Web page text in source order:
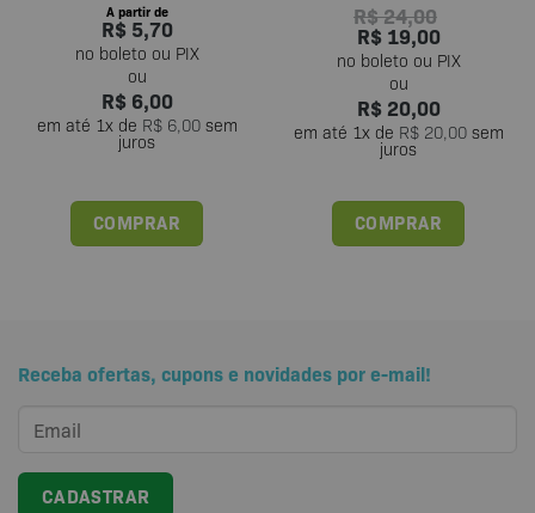
A partir de
R$5,70
R$6,00
em até 1x de R$6,00sem
juros
COMPRAR
Este
As
escolhidas
na
R$24,00
R$19,00
R$20,00
em até 1x de R$20,00sem
juros
COMPRAR
Receba ofertas, cupons e novidades por e-mail!